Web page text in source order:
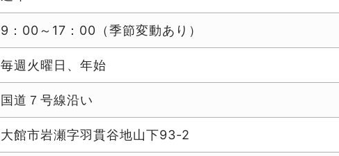
9：00～17：00（季節変動あり）
毎週火曜日、年始
国道７号線沿い
大館市岩瀬字羽貫谷地山下93-2